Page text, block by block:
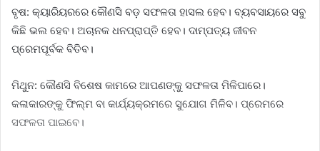
ବୃଷ: କ୍ୟାରିୟରରେ କୌଣସି ବଡ଼ ସଫଳତା ହାସଲ ହେବ। ବ୍ୟବସାୟରେ ସବୁ
କିଛି ଭଲ ହେବ। ଅଚାନକ ଧନପ୍ରାପ୍ତି ହେବ। ଦାମ୍ପତ୍ୟ ଜୀବନ
ପ୍ରେମପୂର୍ବକ ବିତିବ।
ମିଥୁନ: କୌଣସି ବିଶେଷ କାମରେ ଆପଣଙ୍କୁ ସଫଳତା ମିଳିପାରେ।
କଳାକାରଙ୍କୁ ଫିଲ୍ମ ବା କାର୍ଯ୍ୟକ୍ରମରେ ସୁଯୋଗ ମିଳିବ। ପ୍ରେମରେ
ସଫଳତା ପାଇବେ।